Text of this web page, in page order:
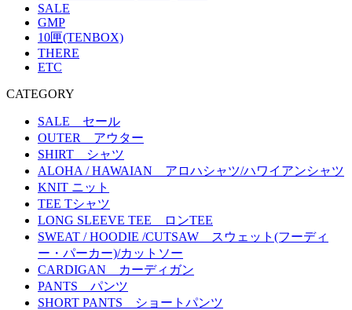
SALE
GMP
10匣(TENBOX)
THERE
ETC
CATEGORY
SALE セール
OUTER アウター
SHIRT シャツ
ALOHA / HAWAIAN アロハシャツ/ハワイアンシャツ
KNIT ニット
TEE Tシャツ
LONG SLEEVE TEE ロンTEE
SWEAT / HOODIE /CUTSAW スウェット(フーディ
ー・パーカー)/カットソー
CARDIGAN カーディガン
PANTS パンツ
SHORT PANTS ショートパンツ